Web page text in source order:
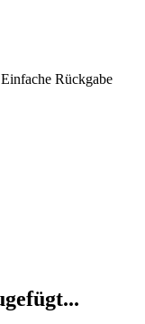
Einfache Rückgabe